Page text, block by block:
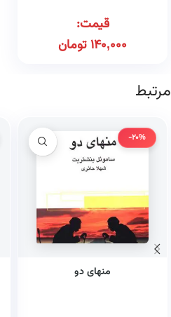
قیمت:
140,000تومان
مرتبط
-20%
منهای دو